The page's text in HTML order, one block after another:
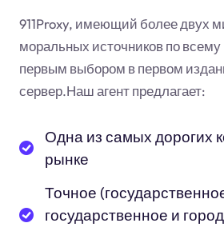
911Proxy, имеющий более двух
моральных источников по
первым выбором в первом
сервер.Наш агент предлагает:
Одна из самых дорогих
рынке
Точное
государственное и